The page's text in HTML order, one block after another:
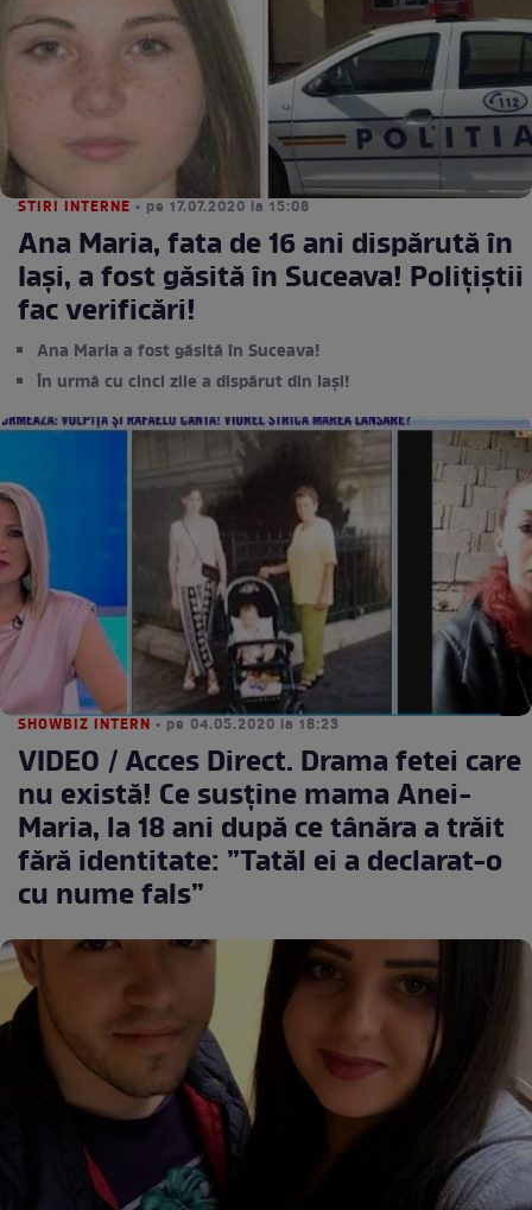
STIRI INTERNE • pe 17.07.2020 la 15:08
Ana Maria, fata de 16 ani dispărută în
Iași, a fost găsită în Suceava! Polițiștii
fac verificări!
Ana Maria a fost găsită în Suceava!
În urmă cu cinci zile a dispărut din Iași!
SHOWBIZ INTERN • pe 04.05.2020 la 18:23
VIDEO / Acces Direct. Drama fetei care
nu există! Ce susține mama Anei-
Maria, la 18 ani după ce tânăra a trăit
fără identitate: ”Tatăl ei a declarat-o
cu nume fals”